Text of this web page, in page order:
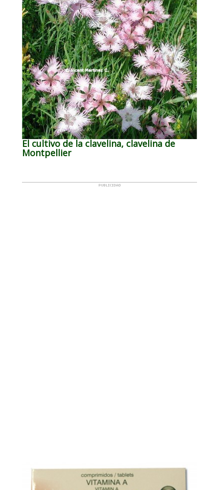
El cultivo de la clavelina, clavelina de
Montpellier